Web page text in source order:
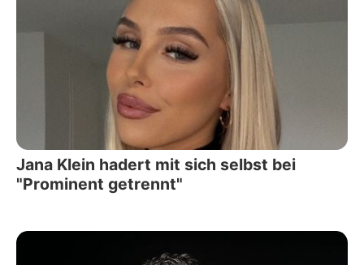
Jana Klein hadert mit sich selbst bei
"Prominent getrennt"